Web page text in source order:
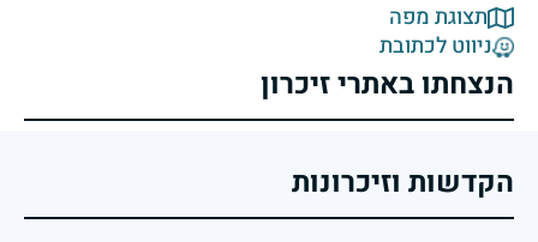
תצוגת מפה
ניווט לכתובת
הנצחתו באתרי זיכרון
הקדשות וזיכרונות